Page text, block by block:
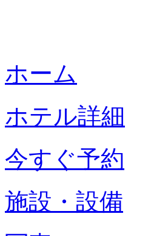
ホーム
ホテル詳細
今すぐ予約
施設・設備